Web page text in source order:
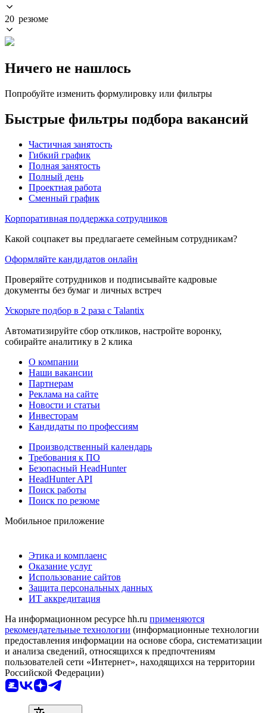
20 резюме
Ничего не нашлось
Попробуйте изменить формулировку или фильтры
Быстрые фильтры подбора вакансий
Частичная занятость
Гибкий график
Полная занятость
Полный день
Проектная работа
Сменный график
Корпоративная поддержка сотрудников
Какой соцпакет вы предлагаете семейным сотрудникам?
Оформляйте кандидатов онлайн
Проверяйте сотрудников и подписывайте кадровые
документы без бумаг и личных встреч
Ускорьте подбор в 2 раза с Talantix
Автоматизируйте сбор откликов, настройте воронку,
собирайте аналитику в 2 клика
О компании
Наши вакансии
Партнерам
Реклама на сайте
Новости и статьи
Инвесторам
Кандидаты по профессиям
Производственный календарь
Требования к ПО
Безопасный HeadHunter
HeadHunter API
Поиск работы
Поиск по резюме
Мобильное приложение
Этика и комплаенс
Оказание услуг
Использование сайтов
Защита персональных данных
ИТ аккредитация
На информационном ресурсе hh.ru применяются
рекомендательные технологии (информационные технологии
предоставления информации на основе сбора, систематизации
и анализа сведений, относящихся к предпочтениям
пользователей сети «Интернет», находящихся на территории
Российской Федерации)